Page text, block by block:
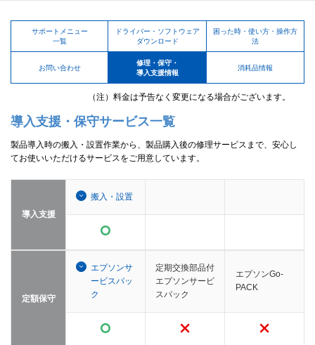
サポートメニュー
一覧
ドライバー・ソフトウェア
ダウンロード
困った時・使い方・操作方
法
お問い合わせ
修理・保守・
導入支援情報
消耗品情報
（注）料金は予告なく変更になる場合がございます。
導入支援・保守サービス一覧
製品導入時の搬入・設置作業から、製品購入後の修理サービスまで、安心し
てお使いいただけるサービスをご用意しています。
導入支援
搬入・設置
定額保守
エプソンサ
ービスパッ
ク
定期交換部品付
エプソンサービ
スパック
エプソンGo-
PACK